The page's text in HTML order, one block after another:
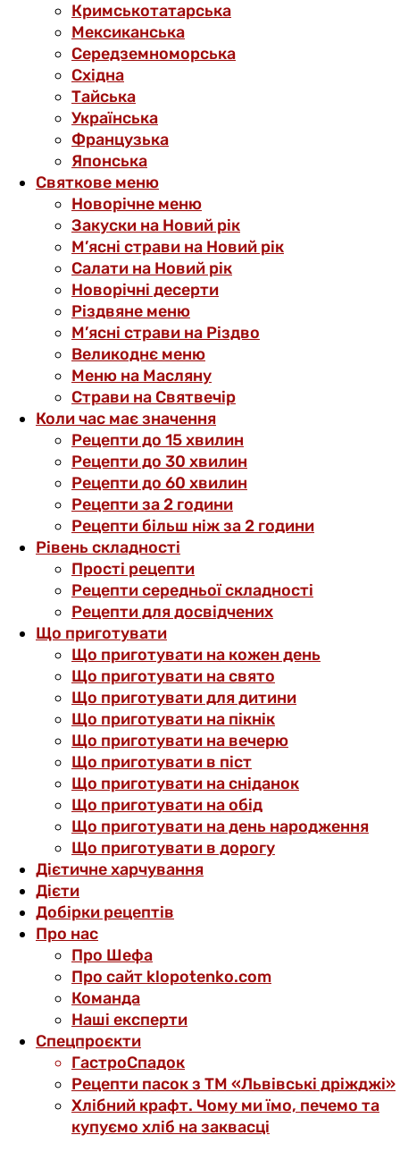
Кримськотатарська
Мексиканська
Середземноморська
Східна
Тайська
Українська
Французька
Японська
Святкове меню
Новорічне меню
Закуски на Новий рік
М’ясні страви на Новий рік
Салати на Новий рік
Новорічні десерти
Різдвяне меню
М’ясні страви на Різдво
Великоднє меню
Меню на Масляну
Страви на Святвечір
Коли час має значення
Рецепти до 15 хвилин
Рецепти до 30 хвилин
Рецепти до 60 хвилин
Рецепти за 2 години
Рецепти більш ніж за 2 години
Рівень складності
Прості рецепти
Рецепти середньої складності
Рецепти для досвідчених
Що приготувати
Що приготувати на кожен день
Що приготувати на свято
Що приготувати для дитини
Що приготувати на пікнік
Що приготувати на вечерю
Що приготувати в піст
Що приготувати на сніданок
Що приготувати на обід
Що приготувати на день народження
Що приготувати в дорогу
Дієтичне харчування
Дієти
Добірки рецептів
Про нас
Про Шефа
Про сайт klopotenko.com
Команда
Наші експерти
Спецпроєкти
ГастроСпадок
Рецепти пасок з ТМ «Львівські дріжджі»
Хлібний крафт. Чому ми їмо, печемо та
купуємо хліб на заквасці